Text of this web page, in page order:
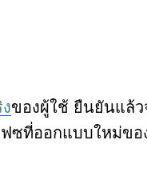
ของผู้ใช้ ยืนยันแล้ว
ซที่ออกแบบใหม่ข